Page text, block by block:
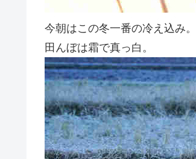
今朝はこの冬一番の冷え込み。
田んぼは霜で真っ白。